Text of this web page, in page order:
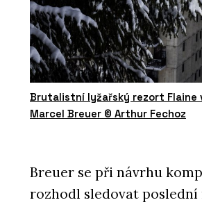
Brutalistní lyžařský rezort Flaine
Marcel Breuer © Arthur Fechoz
Breuer se při návrhu
rozhodl sledovat poslední